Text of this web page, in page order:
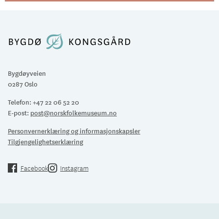
Bygdøyveien
0287 Oslo
Telefon: +47 22 06 52 20
E-post: post@norskfolkemuseum.no
Personvernerklæring og informasjonskapsler
Tilgjengelighetserklæring
Facebook Instagram